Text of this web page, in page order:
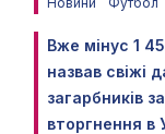
Вже мінус 1
назвав свіжі
загарбників
вторгнення в